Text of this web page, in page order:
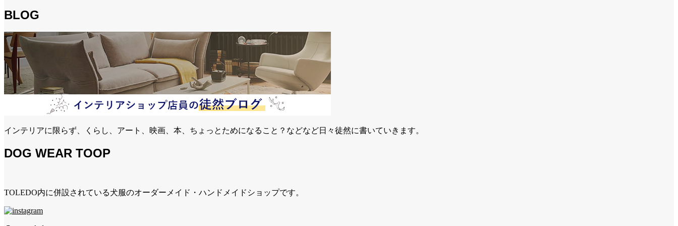
BLOG
インテリアに限らず、くらし、アート、映画、本、ちょっとためになること？などなど日々徒然に書いていきます。
DOG WEAR TOOP
TOLEDO内に併設されている犬服のオーダーメイド・ハンドメイドショップです。